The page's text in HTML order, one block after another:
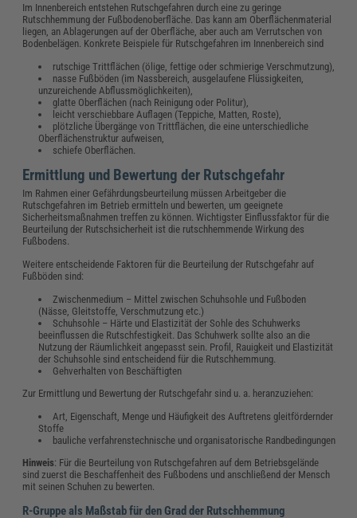
Im Innenbereich entstehen Rutschgefahren durch eine zu geringe
Rutschhemmung der Fußbodenoberfläche. Das kann am Oberflächenmaterial
liegen, an Ablagerungen auf der Oberfläche, aber auch am Verrutschen von
Bodenbelägen. Konkrete Beispiele für Rutschgefahren im Innenbereich sind
rutschige Trittflächen (ölige, fettige oder schmierige Verschmutzung),
nasse Fußböden (im Nassbereich, ausgelaufene Flüssigkeiten,
unzureichende Abflussmöglichkeiten),
glatte Oberflächen (nach Reinigung oder Politur),
leicht verschiebbare Auflagen (Teppiche, Matten, Roste),
plötzliche Übergänge von Trittflächen, die eine unterschiedliche
Oberflächenstruktur aufweisen,
schiefe Oberflächen.
Ermittlung und Bewertung der Rutschgefahr
Im Rahmen einer Gefährdungsbeurteilung müssen Arbeitgeber die
Rutschgefahren im Betrieb ermitteln und bewerten, um geeignete
Sicherheitsmaßnahmen treffen zu können. Wichtigster Einflussfaktor für die
Beurteilung der Rutschsicherheit ist die rutschhemmende Wirkung des
Fußbodens.
Weitere entscheidende Faktoren für die Beurteilung der Rutschgefahr auf
Fußböden sind:
Zwischenmedium – Mittel zwischen Schuhsohle und Fußboden
(Nässe, Gleitstoffe, Verschmutzung etc.)
Schuhsohle – Härte und Elastizität der Sohle des Schuhwerks
beeinflussen die Rutschfestigkeit. Das Schuhwerk sollte also an die
Nutzung der Räumlichkeit angepasst sein. Profil, Rauigkeit und Elastizität
der Schuhsohle sind entscheidend für die Rutschhemmung.
Gehverhalten von Beschäftigten
Zur Ermittlung und Bewertung der Rutschgefahr sind u. a. heranzuziehen:
Art, Eigenschaft, Menge und Häufigkeit des Auftretens gleitfördernder
Stoffe
bauliche verfahrenstechnische und organisatorische Randbedingungen
Hinweis: Für die Beurteilung von Rutschgefahren auf dem Betriebsgelände
sind zuerst die Beschaffenheit des Fußbodens und anschließend der Mensch
mit seinen Schuhen zu bewerten.
R-Gruppe als Maßstab für den Grad der Rutschhemmung